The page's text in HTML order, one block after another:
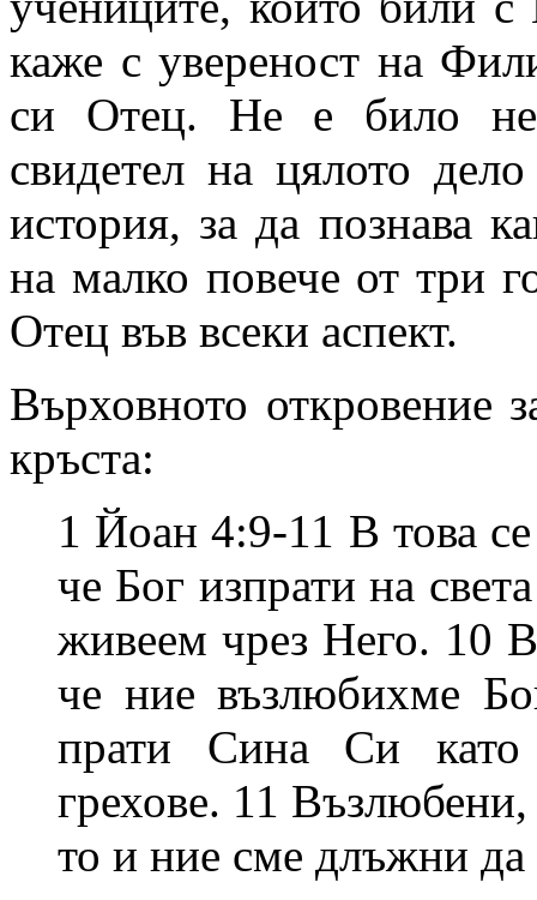
каже с увереност на
си Отец. Не е било
свидетел на цялото
история, за да познава
на малко повече от три
Отец във всеки аспект.
Върховното откровение
кръста:
1 Йоан 4:9-11 В това
че Бог изпрати на
живеем чрез Него. 10
че ние възлюбихме
прати Сина Си като
грехове. 11
то и ние сме длъжни